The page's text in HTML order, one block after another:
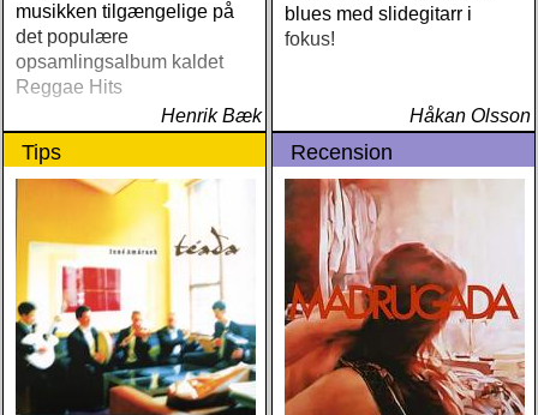
musikken tilgængelige på
det populære
opsamlingsalbum kaldet
Reggae Hits
Henrik Bæk
blues med slidegitarr i
fokus!
Håkan Olsson
Tips Recension